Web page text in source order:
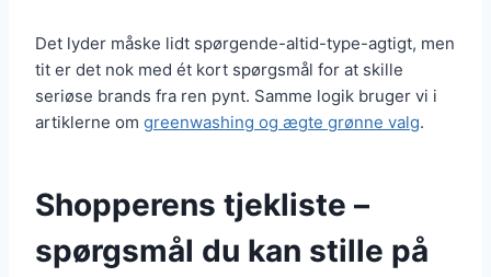
Det lyder måske lidt spørgende-altid-type-agtigt, men
tit er det nok med ét kort spørgsmål for at skille
seriøse brands fra ren pynt. Samme logik bruger vi i
artiklerne om greenwashing og ægte grønne valg.
Shopperens tjekliste –
spørgsmål du kan stille på